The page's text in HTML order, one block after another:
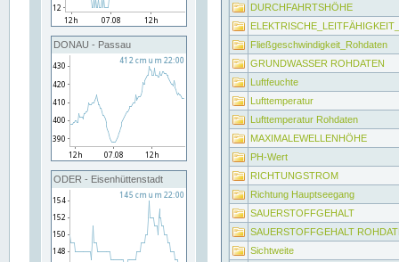
DONAU - Passau
ODER - Eisenhüttenstadt
DURCHFAHRTSHÖHE
Fließgeschwindigkeit_Rohdaten
GRUNDWASSER ROHDATEN
Luftfeuchte
Lufttemperatur
Lufttemperatur Rohdaten
MAXIMALEWELLENHÖHE
PH-Wert
RICHTUNGSTROM
Richtung Hauptseegang
SAUERSTOFFGEHALT
SAUERSTOFFGEHALT
Sichtweite